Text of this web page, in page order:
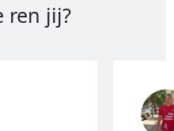
ren jij?